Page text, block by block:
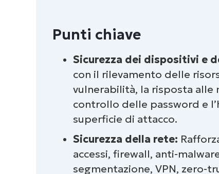
Indice dei contenuti
Come posso creare un elenco
Quali sono i vantaggi
IT?
L’importanza della valutazione
Mettere al sicuro le tue
sicurezza IT
Punti chiave
Sicurezza dei dispositivi e
con il rilevamento delle
vulnerabilità, la risposta alle
controllo delle password e
superficie di attacco.
Sicurezza della rete:
accessi, firewall, anti-
segmentazione, VPN, zero-